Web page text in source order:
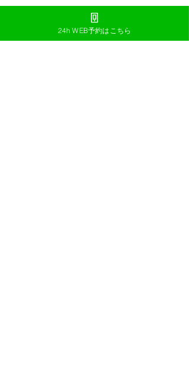
これらの食べ物を食べたからといっ
24h WEB予約はこちら